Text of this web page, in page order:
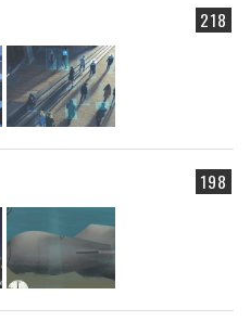
218
198